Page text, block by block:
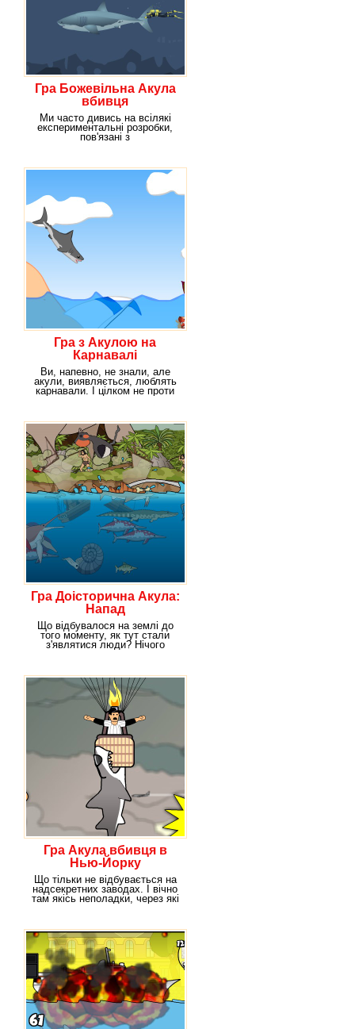
Гра Божевільна Акула
вбивця
Ми часто дивись на всілякі
експериментальні розробки,
пов'язані з
Гра з Акулою на
Карнавалі
Ви, напевно, не знали, але
акули, виявляється, люблять
карнавали. І цілком не проти
Гра Доісторична Акула:
Напад
Що відбувалося на землі до
того моменту, як тут стали
з'являтися люди? Нічого
Гра Акула вбивця в
Нью-Йорку
Що тільки не відбувається на
надсекретних заводах. І вічно
там якісь неполадки, через які